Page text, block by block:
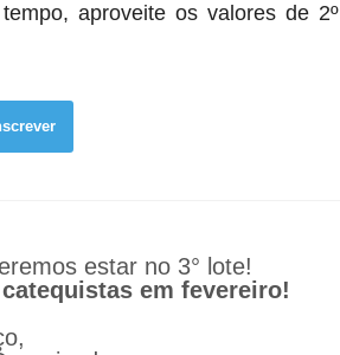
aproveite os valores de 2º
estar no 3° lote!
em fevereiro!